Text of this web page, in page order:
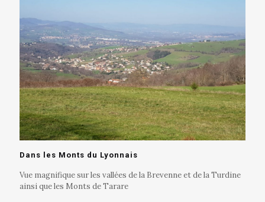
Dans les Monts du Lyonnais
Vue magnifique sur les vallées de la Brevenne et de la Turdine
ainsi que les Monts de Tarare